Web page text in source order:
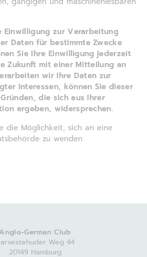
Einwilligung zur Verarbeitung
Daten für bestimmte Zwecke
Sie Ihre Einwilligung jederzeit
Zukunft mit einer Mitteilung an
wir Ihre Daten zur
Interessen, können Sie dieser
die sich aus Ihrer
ergeben, widersprechen.
die Möglichkeit, sich an eine
zu wenden
Anglo-German Club
Weg 44
20149 Hamburg